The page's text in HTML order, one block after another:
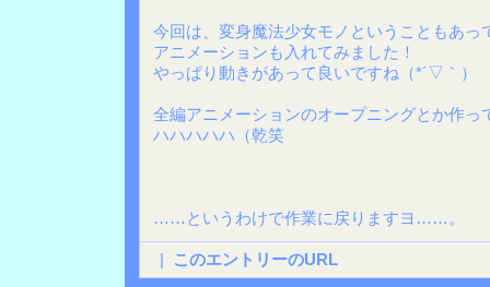
今回は、変身魔法少女モノということもあっ
アニメーションも入れてみました！
やっぱり動きがあって良いですね（*´▽｀）
全編アニメーションのオープニングとか作っ
ハハハハハ（乾笑
……というわけで作業に戻りますヨ……。
| このエントリーのURL